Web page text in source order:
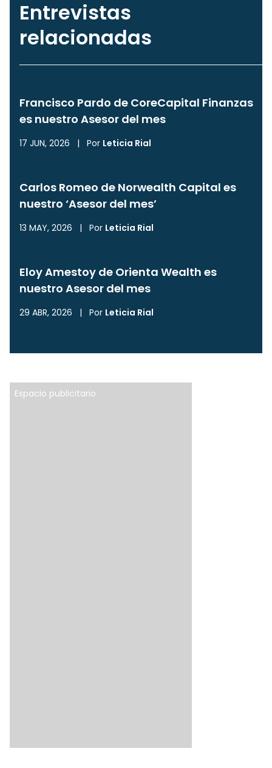
Entrevistas
relacionadas
Francisco Pardo de CoreCapital Finanzas
es nuestro Asesor del mes
17 JUN, 2026 | Por Leticia Rial
Carlos Romeo de Norwealth Capital es
nuestro ‘Asesor del mes’
13 MAY, 2026 | Por Leticia Rial
Eloy Amestoy de Orienta Wealth es
nuestro Asesor del mes
29 ABR, 2026 | Por Leticia Rial
Espacio publicitario